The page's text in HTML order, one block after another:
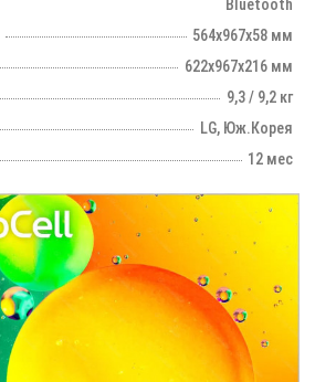
Bluetooth
564х967х58 мм
622х967х216 мм
9,3 / 9,2 кг
LG, Юж.Корея
12 мес